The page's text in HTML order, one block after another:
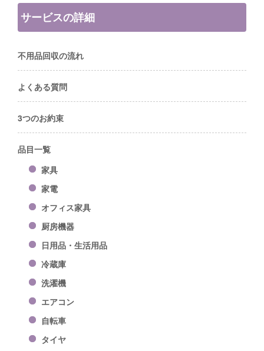
サービスの詳細
不用品回収の流れ
よくある質問
3つのお約束
品目一覧
家具
家電
オフィス家具
厨房機器
日用品・生活用品
冷蔵庫
洗濯機
エアコン
自転車
タイヤ